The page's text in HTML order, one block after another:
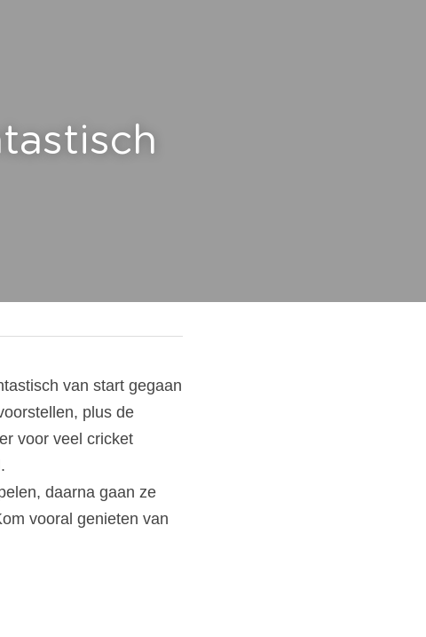
van start gegaan
plus de
voor veel cricket
daarna gaan ze
vooral genieten van